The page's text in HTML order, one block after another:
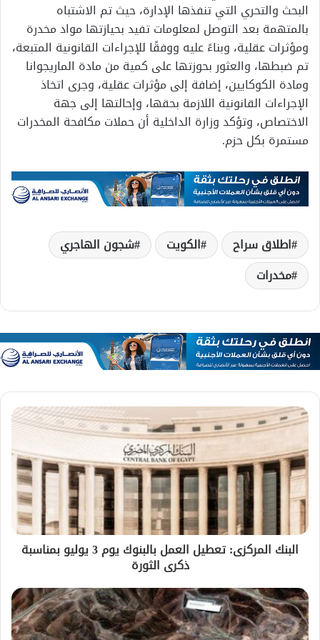
البحث والتحري التي تنفذها الإدارة، حيث تم الاشتباه
بالمتهمة بعد التوصل لمعلومات تفيد بحيازتها مواد مخدرة
ومؤثرات عقلية، وبناءً عليه ووفقًا للإجراءات القانونية المتبعة،
تم ضبطها، والعثور بحوزتها على كمية من مادة الماريجوانا
ومادة الكوكايين، إضافة إلى مؤثرات عقلية، وجرى اتخاذ
الإجراءات القانونية اللازمة بحقها، وإحالتها إلى جهة
الاختصاص، وتؤكد وزارة الداخلية أن حملات مكافحة المخدرات
مستمرة بكل حزم.
اطلاق سراح الكويت
شجون الهاجري
مخدرات
البنك المركزى: تعطيل العمل بالبنوك يوم 3 يوليو بمناسبة
ذكرى الثورة